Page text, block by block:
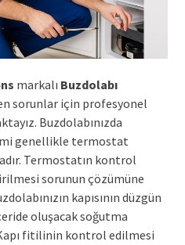
markalı Buzdolabı
sorunlar için profesyonel
Buzdolabınızda
genellikle termostat
Termostatın kontrol
sorunun çözümüne
kapısının düzgün
oluşacak soğutma
fitilinin kontrol edilmesi